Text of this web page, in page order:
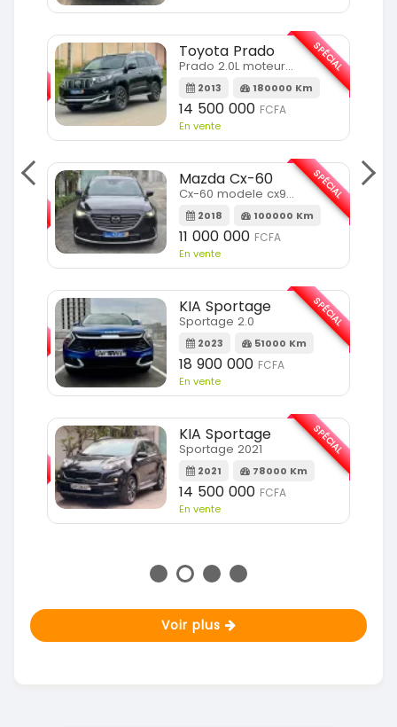
SPÉCIAL
Toyota Prado
Prado 2.0L moteur d4d
2013 180000 Km
14 500 000 FCFA
En vente
SPÉCIAL
Mazda Cx-60
Cx-60 modele cx9 full option
2018 100000 Km
11 000 000 FCFA
En vente
SPÉCIAL
KIA Sportage
Sportage 2.0
2023 51000 Km
18 900 000 FCFA
En vente
SPÉCIAL
KIA Sportage
Sportage 2021
2021 78000 Km
14 500 000 FCFA
En vente
SPÉCIAL
Voir plus